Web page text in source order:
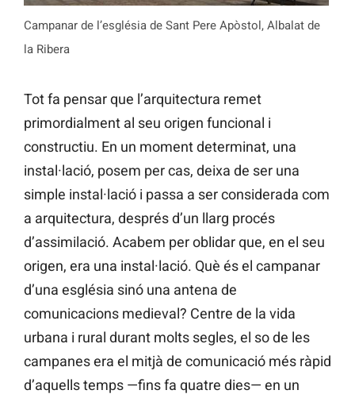
Campanar de l’església de Sant Pere Apòstol, Albalat de
la Ribera
Tot fa pensar que l’arquitectura remet
primordialment al seu origen funcional i
constructiu. En un moment determinat, una
instal·lació, posem per cas, deixa de ser una
simple instal·lació i passa a ser considerada com
a arquitectura, després d’un llarg procés
d’assimilació. Acabem per oblidar que, en el seu
origen, era una instal·lació. Què és el campanar
d’una església sinó una antena de
comunicacions medieval? Centre de la vida
urbana i rural durant molts segles, el so de les
campanes era el mitjà de comunicació més ràpid
d’aquells temps —fins fa quatre dies— en un